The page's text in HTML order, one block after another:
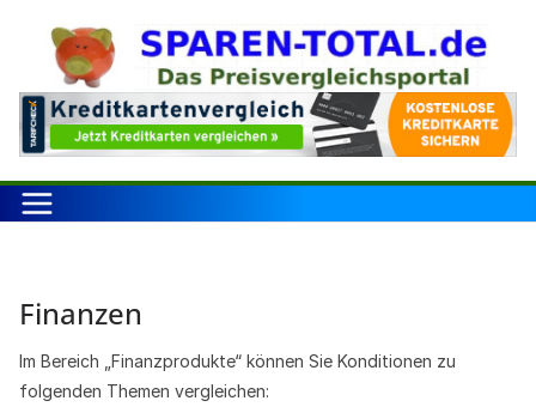
Inhalt
springen
Finanzen
Im Bereich „Finanzprodukte“ können Sie Konditionen zu
folgenden Themen vergleichen: